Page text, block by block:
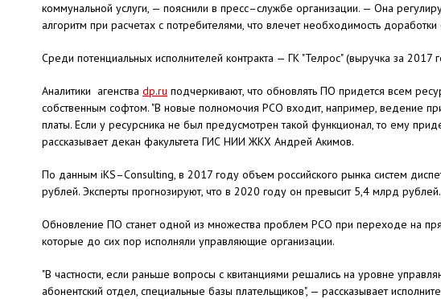
коммунальной услуги, — пояснили в пресс–службе организации. — Она
алгоритм при расчетах с потребителями, что влечет необходимость доработки
Среди потенциальных исполнителей контракта — ГК "Телрос" (выручка за
Аналитики агенства dp.ru подчеркивают, что обновлять ПО придется всем
собственным софтом. "В новые полномочия РСО входит, например, ведение
платы. Если у ресурсника не был предусмотрен такой функционал, то ему
рассказывает декан факультета ГИС НИИ ЖКХ Андрей Акимов.
По данным iKS–Consulting, в 2017 году объем российского рынка систем
рублей. Эксперты прогнозируют, что в 2020 году он превысит 5,4 млрд рублей.
Обновление ПО станет одной из множества проблем РСО при переходе на
которые до сих пор исполняли управляющие организации.
"В частности, если раньше вопросы с квитанциями решались на уровне
абонентский отдел, специальные базы плательщиков", — рассказывает